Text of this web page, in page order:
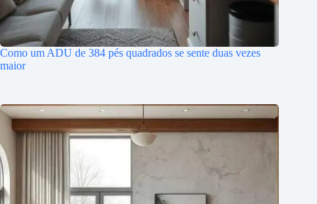
Como um ADU de 384 pés quadrados se sente duas vezes
maior